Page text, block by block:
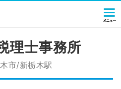
理士事務所
市/新栃木駅